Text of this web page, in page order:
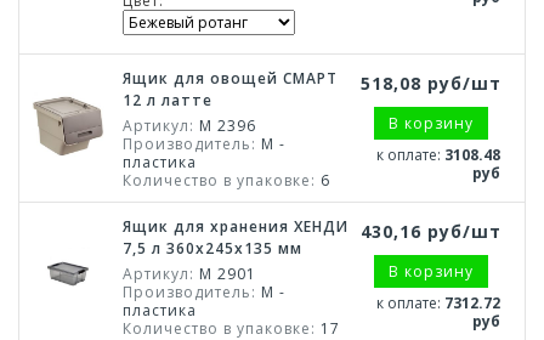
Ящик для овощей СМАРТ
12 л латте
Артикул: М 2396
Производитель: М -
пластика
Количество в упаковке: 6
518,08 руб/шт
В корзину
к оплате: 3108.48
руб
Ящик для хранения ХЕНДИ
7,5 л 360x245x135 мм
Артикул: М 2901
Производитель: М -
пластика
Количество в упаковке: 17
430,16 руб/шт
В корзину
к оплате: 7312.72
руб